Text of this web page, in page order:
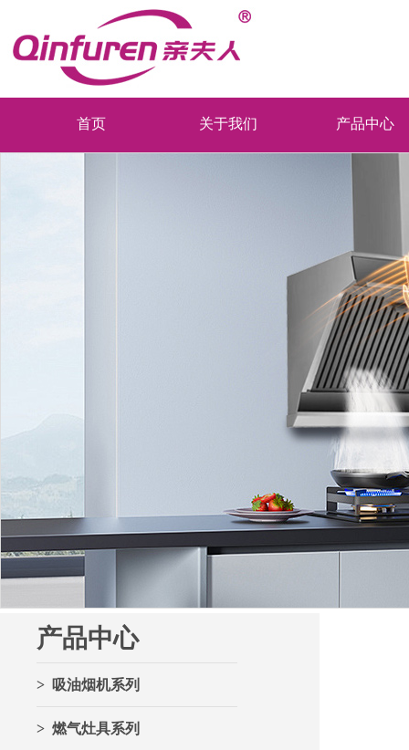
首页 关于我们 产品中心
产品中心
> 吸油烟机系列
> 燃气灶具系列